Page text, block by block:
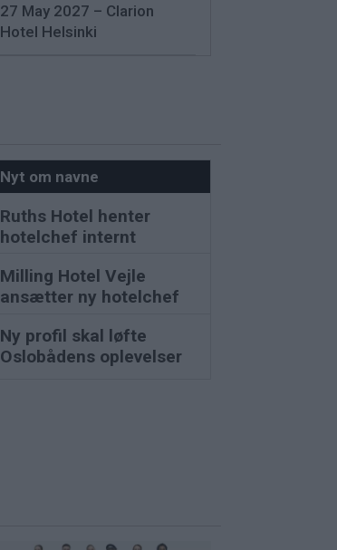
27 May 2027 – Clarion
Hotel Helsinki
Nyt om navne
Ruths Hotel henter
hotelchef internt
Milling Hotel Vejle
ansætter ny hotelchef
Ny profil skal løfte
Oslobådens oplevelser